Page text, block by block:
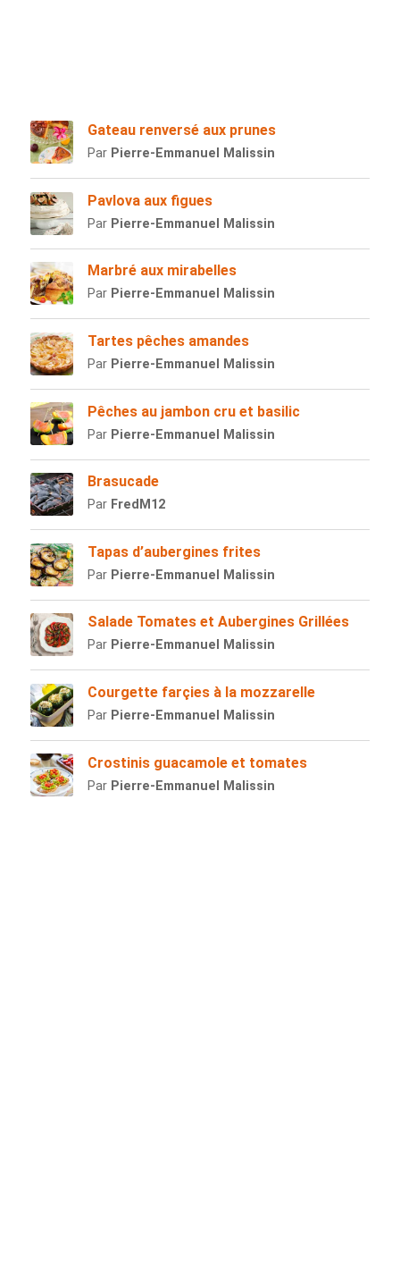
Gateau renversé aux prunes
Par Pierre-Emmanuel Malissin
Pavlova aux figues
Par Pierre-Emmanuel Malissin
Marbré aux mirabelles
Par Pierre-Emmanuel Malissin
Tartes pêches amandes
Par Pierre-Emmanuel Malissin
Pêches au jambon cru et basilic
Par Pierre-Emmanuel Malissin
Brasucade
Par FredM12
Tapas d’aubergines frites
Par Pierre-Emmanuel Malissin
Salade Tomates et Aubergines Grillées
Par Pierre-Emmanuel Malissin
Courgette farçies à la mozzarelle
Par Pierre-Emmanuel Malissin
Crostinis guacamole et tomates
Par Pierre-Emmanuel Malissin